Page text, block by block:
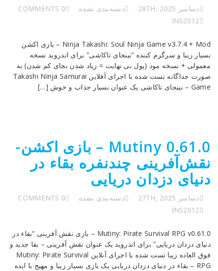
دسامبر 28TH, 2025 دسته‌بندی نشده
0 COMMENTS
INS2012
Ninja Takashi: Soul Ninja Game v3.7.4 + Mod – بازی اکشن
بسیار زیبا و سرگرم کننده “نینجای تاکاشی” برای اندروید نسخه
معمولی + نسخه مود (پول بی نهایت = زیاد شدن بجای کم شدن) به
صورت جداگانه تست شده با اجرای آفلاین Takashi Ninja Samurai
Game – نینجای تاکاشی یک عنوان بسیار جذاب و خوش […]
Mutiny 0.61.0 – بازی اکشن-
نقش‌آفرینی چندنفره بقاء در
دنیای دزدان دریایی
دسامبر 27TH, 2025 دسته‌بندی نشده
0 COMMENTS
INS2012
Mutiny: Pirate Survival RPG v0.61.0 – بازی نقش آفرینی “بقاء در
دنیای دزدان دریایی” برای اندروید یک عنوان نقش آفرینی – بقا جدید و
فوق العاده زیبا تست شده با اجرای آنلاین Mutiny: Pirate Survival
RPG – بقاء در دنیای دزدان دریایی یک بازی بسیار زیبا و مهیج با ایده